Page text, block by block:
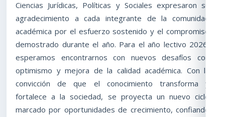
Ciencias Jurídicas, Políticas y Sociales expresaron su
agradecimiento a cada integrante de la comunidad
académica por el esfuerzo sostenido y el compromiso
demostrado durante el año. Para el año lectivo 2026,
esperamos encontrarnos con nuevos desafíos con
optimismo y mejora de la calidad académica. Con la
convicción de que el conocimiento transforma y
fortalece a la sociedad, se proyecta un nuevo ciclo
marcado por oportunidades de crecimiento, confiando